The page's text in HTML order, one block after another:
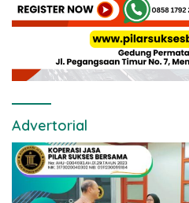
Advertorial